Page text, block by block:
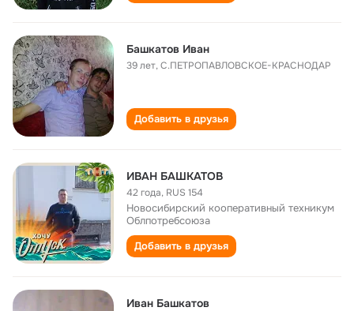
Башкатов Иван
39 лет,С.ПЕТРОПАВЛОВСКОЕ-КРАСНОДАР
Добавить в друзья
ИВАН БАШКАТОВ
42 года, RUS 154
Новосибирский кооперативный техникум
Облпотребсоюза
Добавить в друзья
Иван Башкатов